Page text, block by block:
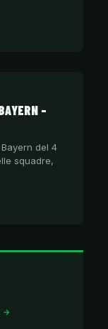
–
del 4
squadre,
→